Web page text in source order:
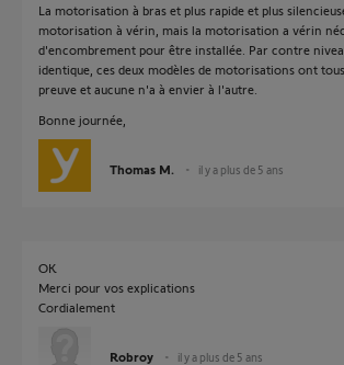
La motorisation à bras et plus rapide et plus
motorisation à vérin, mais la motorisation a vérin
d'encombrement pour être installée. Par contre
identique, ces deux modèles de motorisations ont
preuve et aucune n'a à envier à l'autre.
Bonne journée,
Thomas M. il y a plus de 5 ans
OK
Merci pour vos explications
Cordialement
Robroy il y a plus de 5 ans